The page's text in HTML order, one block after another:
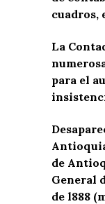
cuadros,
La
para el
de
General
de l888